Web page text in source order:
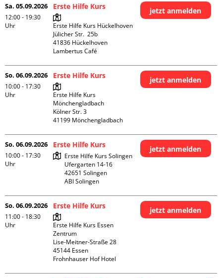
Sa. 05.09.2026
12:00 - 19:30
Uhr
Erste Hilfe Kurs
Erste Hilfe Kurs Hückelhoven
Jülicher Str.  25b
41836 Hückelhoven
Lambertus Café
jetzt anmelden
So. 06.09.2026
10:00 - 17:30
Uhr
Erste Hilfe Kurs
Erste Hilfe Kurs
Mönchengladbach
Kölner Str. 3
jetzt anmelden
So. 06.09.2026
10:00 - 17:30
Uhr
Erste Hilfe Kurs
Erste Hilfe Kurs Solingen
Ufergarten 14-16
42651 Solingen
ABI Solingen
jetzt anmelden
So. 06.09.2026
11:00 - 18:30
Uhr
Erste Hilfe Kurs
Erste Hilfe Kurs Essen
Zentrum
Lise-Meitner-Straße 28
45144 Essen
Frohnhauser Hof Hotel
jetzt anmelden